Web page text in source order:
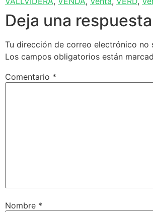
Deja una respuesta
Tu dirección de correo electrónico no
Los campos obligatorios están
Comentario *
Nombre *